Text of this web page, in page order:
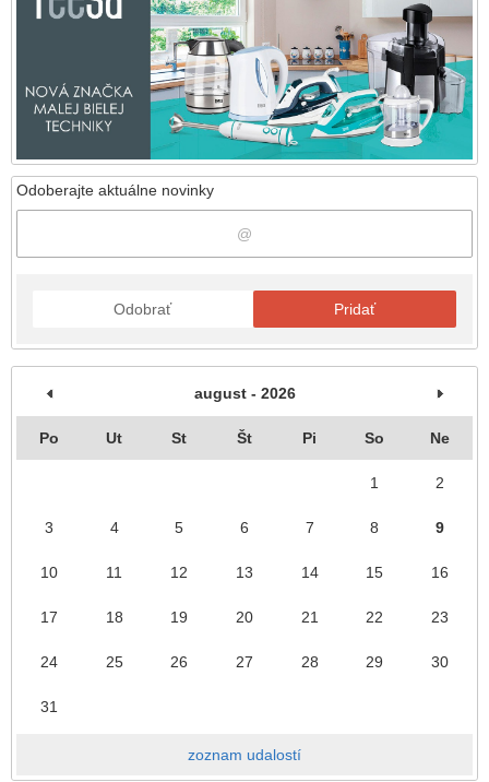
Odoberajte aktuálne novinky
Odobrať Pridať
august - 2026
Po Ut St Št Pi So Ne
1 2
3 4 5 6 7 8 9
10 11 12 13 14 15 16
17 18 19 20 21 22 23
24 25 26 27 28 29 30
31
zoznam udalostí